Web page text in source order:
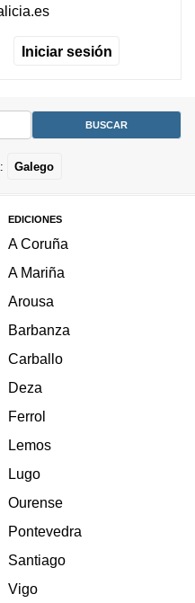
Iniciar sesión
Galego
EDICIONES
A Coruña
A Mariña
Arousa
Barbanza
Carballo
Deza
Ferrol
Lemos
Lugo
Ourense
Pontevedra
Santiago
Vigo